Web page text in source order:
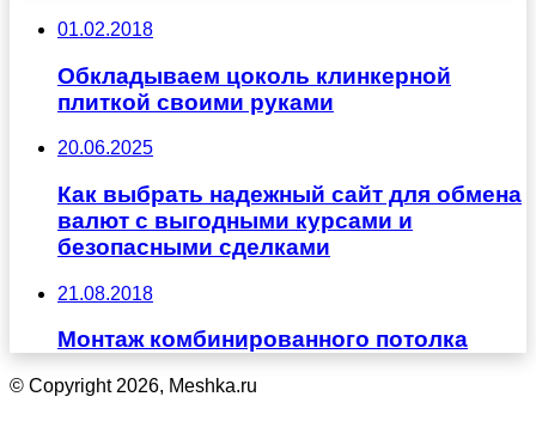
01.02.2018
Обкладываем цоколь клинкерной
плиткой своими руками
20.06.2025
Как выбрать надежный сайт для обмена
валют с выгодными курсами и
безопасными сделками
21.08.2018
Монтаж комбинированного потолка
© Copyright 2026, Meshka.ru